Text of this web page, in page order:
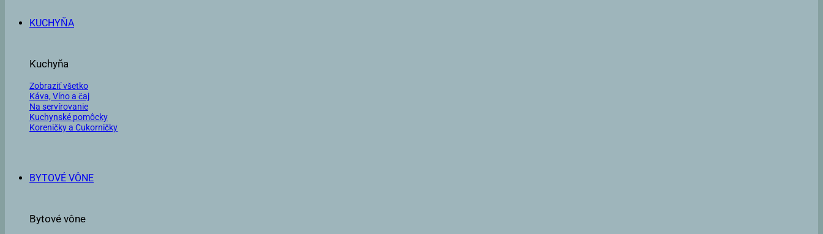
KUCHYŇA
Kuchyňa
Zobraziť všetko
Káva, Víno a čaj
Na servírovanie
Kuchynské pomôcky
Koreničky a Cukorničky
BYTOVÉ VÔNE
Bytové vône